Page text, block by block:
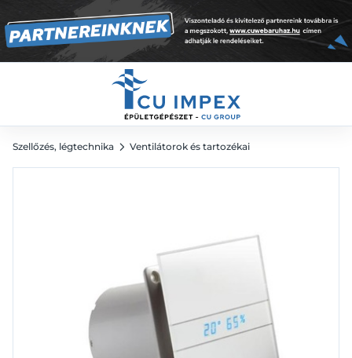
Szellőzés, légtechnika Ventilátorok és tartozékai
49 400 Ft